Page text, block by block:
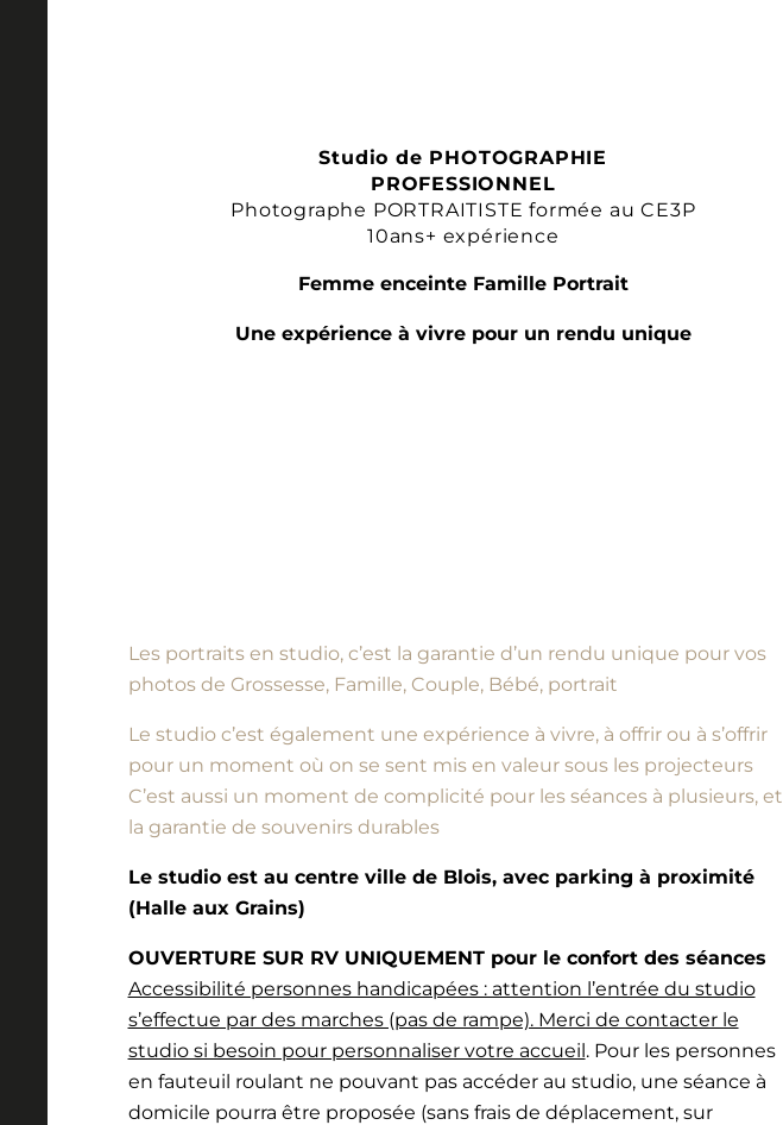
Studio de PHOTOGRAPHIE
PROFESSIONNEL
Photographe PORTRAITISTE formée au CE3P
10ans+ expérience
Femme enceinte Famille Portrait
Une expérience à vivre pour un rendu unique
Les portraits en studio, c’est la garantie d’un rendu unique pour vos
photos de Grossesse, Famille, Couple, Bébé, portrait
Le studio c’est également une expérience à vivre, à offrir ou à s’offrir
pour un moment où on se sent mis en valeur sous les projecteurs
C’est aussi un moment de complicité pour les séances à plusieurs, et
la garantie de souvenirs durables
Le studio est au centre ville de Blois, avec parking à proximité
(Halle aux Grains)
OUVERTURE SUR RV UNIQUEMENT pour le confort des séances
Accessibilité personnes handicapées : attention l’entrée du studio
s’effectue par des marches (pas de rampe). Merci de contacter le
studio si besoin pour personnaliser votre accueil. Pour les personnes
en fauteuil roulant ne pouvant pas accéder au studio, une séance à
domicile pourra être proposée (sans frais de déplacement, sur